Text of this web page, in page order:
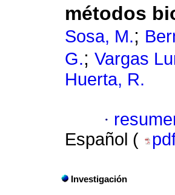
métodos
Sosa, M.;
G.; Vargas
Huerta, R.
·
Español (
Investigación